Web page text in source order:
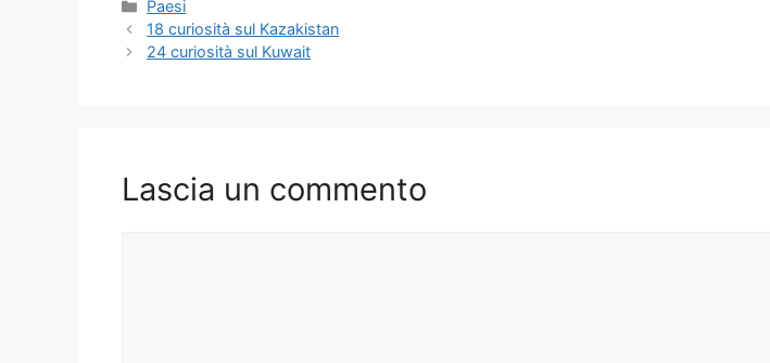
Categorie
Paesi
18 curiosità sul Kazakistan
24 curiosità sul Kuwait
Lascia un commento